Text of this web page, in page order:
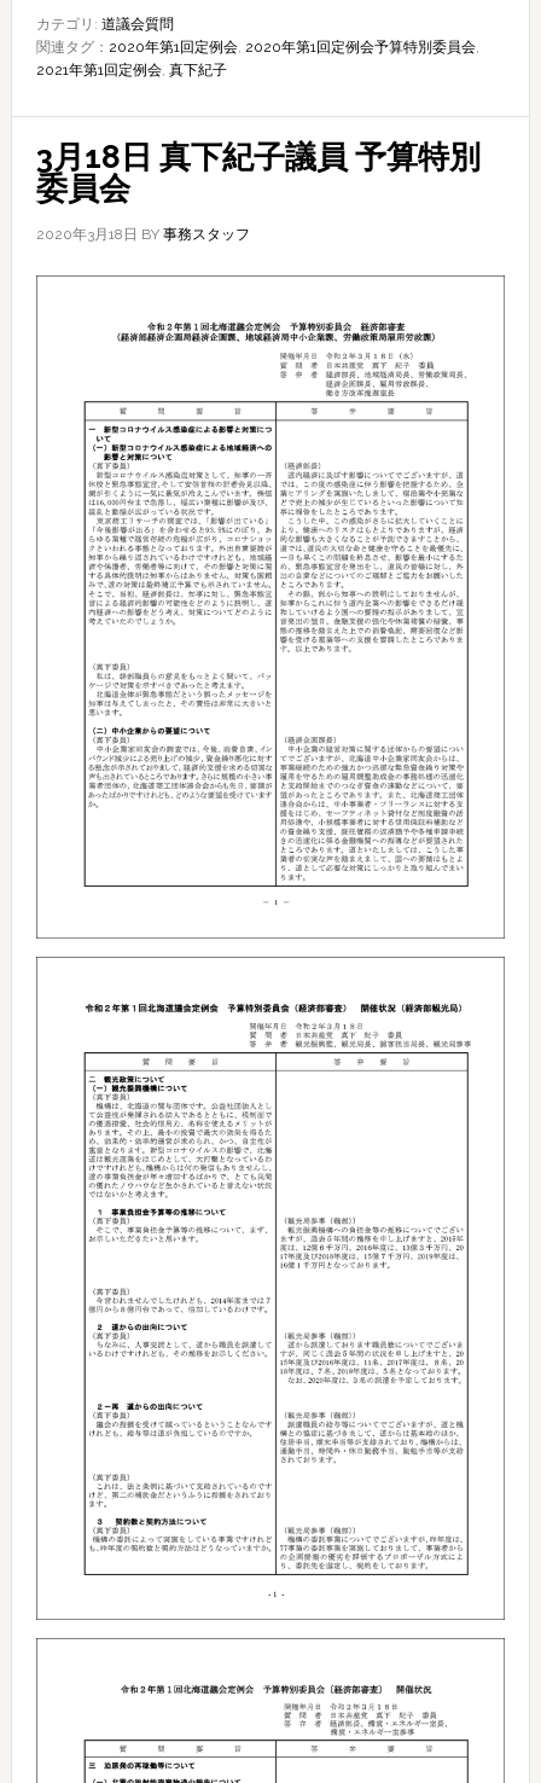
カテゴリ: 道議会質問
関連タグ： 2020年第1回定例会, 2020年第1回定例会予算特別委員会,
2021年第1回定例会, 真下紀子
3月18日 真下紀子議員 予算特別
委員会
2020年3月18日 BY 事務スタッフ